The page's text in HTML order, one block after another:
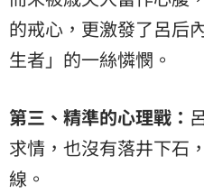
的戒心，更激發了呂后
生者」的一絲憐憫。
第三、精準的心理戰：
求情，也沒有落井下石
線。